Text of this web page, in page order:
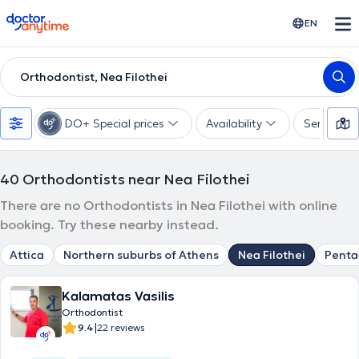
doctoranytime EN
Orthodontist, Nea Filothei
DO+ Special prices Availability Services
40 Orthodontists near Nea Filothei
There are no Orthodontists in Nea Filothei with online
booking. Try these nearby instead.
Attica Northern suburbs of Athens Nea Filothei
Kalamatas Vasilis
Orthodontist
9.4|22 reviews